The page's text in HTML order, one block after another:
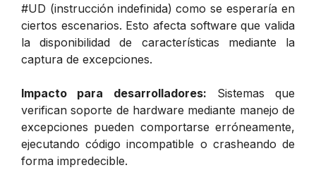
#UD (instrucción indefinida) como se esperaría en
ciertos escenarios. Esto afecta software que valida
la disponibilidad de características mediante la
captura de excepciones.
Impacto para desarrolladores: Sistemas que
verifican soporte de hardware mediante manejo de
excepciones pueden comportarse erróneamente,
ejecutando código incompatible o crasheando de
forma impredecible.